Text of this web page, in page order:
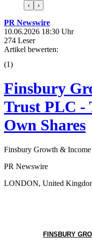
‹ ›
PR Newswire
10.06.2026 18:30 Uhr
274 Leser
Artikel bewerten:
(1)
Finsbury
Trust PLC -
Own Shares
Finsbury Growth &
PR Newswire
LONDON, United
FINSBURY